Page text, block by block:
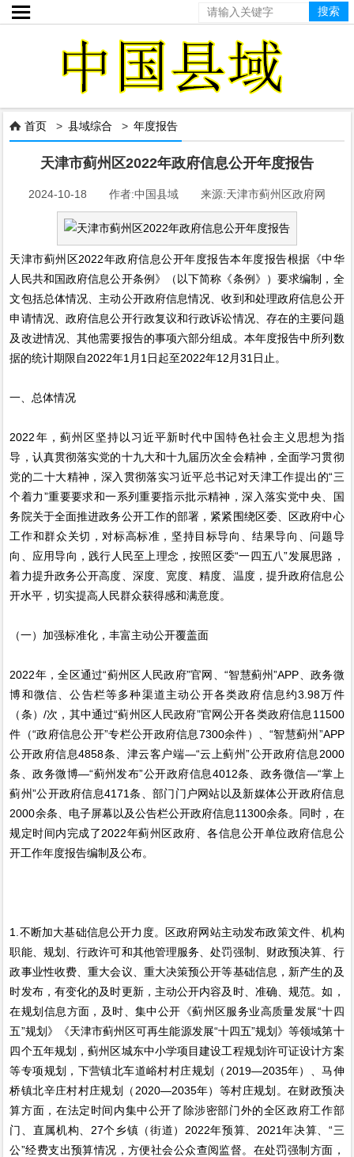

 首页 >县域综合 >年度报告
天津市蓟州区2022年政府信息公开年度报告
2024-10-18 作者:中国县域 来源:天津市蓟州区政府网
天津市蓟州区2022年政府信息公开年度报告本年度报告根据《中华
人民共和国政府信息公开条例》（以下简称《条例》）要求编制，全
文包括总体情况、主动公开政府信息情况、收到和处理政府信息公开
申请情况、政府信息公开行政复议和行政诉讼情况、存在的主要问题
及改进情况、其他需要报告的事项六部分组成。本年度报告中所列数
据的统计期限自2022年1月1日起至2022年12月31日止。
一、总体情况
2022年，蓟州区坚持以习近平新时代中国特色社会主义思想为指
导，认真贯彻落实党的十九大和十九届历次全会精神，全面学习贯彻
党的二十大精神，深入贯彻落实习近平总书记对天津工作提出的“三
个着力”重要要求和一系列重要指示批示精神，深入落实党中央、国
务院关于全面推进政务公开工作的部署，紧紧围绕区委、区政府中心
工作和群众关切，对标高标准，坚持目标导向、结果导向、问题导
向、应用导向，践行人民至上理念，按照区委“一四五八”发展思路，
着力提升政务公开高度、深度、宽度、精度、温度，提升政府信息公
开水平，切实提高人民群众获得感和满意度。
（一）加强标准化，丰富主动公开覆盖面
2022年，全区通过“蓟州区人民政府”官网、“智慧蓟州”APP、政务微
博和微信、公告栏等多种渠道主动公开各类政府信息约3.98万件
（条）/次，其中通过“蓟州区人民政府”官网公开各类政府信息11500
件（“政府信息公开”专栏公开政府信息7300余件）、“智慧蓟州”APP
公开政府信息4858条、津云客户端—“云上蓟州”公开政府信息2000
条、政务微博—“蓟州发布”公开政府信息4012条、政务微信—“掌上
蓟州”公开政府信息4171条、部门门户网站以及新媒体公开政府信息
2000余条、电子屏幕以及公告栏公开政府信息11300余条。同时，在
规定时间内完成了2022年蓟州区政府、各信息公开单位政府信息公
开工作年度报告编制及公布。
1.不断加大基础信息公开力度。区政府网站主动发布政策文件、机构
职能、规划、行政许可和其他管理服务、处罚强制、财政预决算、行
政事业性收费、重大会议、重大决策预公开等基础信息，新产生的及
时发布，有变化的及时更新，主动公开内容及时、准确、规范。如，
在规划信息方面，及时、集中公开《蓟州区服务业高质量发展“十四
五”规划》《天津市蓟州区可再生能源发展“十四五”规划》等领域第十
四个五年规划，蓟州区城东中小学项目建设工程规划许可证设计方案
等专项规划，下营镇北车道峪村村庄规划（2019—2035年）、马伸
桥镇北辛庄村村庄规划（2020—2035年）等村庄规划。在财政预决
算方面，在法定时间内集中公开了除涉密部门外的全区政府工作部
门、直属机构、27个乡镇（街道）2022年预算、2021年决算、“三
公”经费支出预算情况，方便社会公众查阅监督。在处罚强制方面，